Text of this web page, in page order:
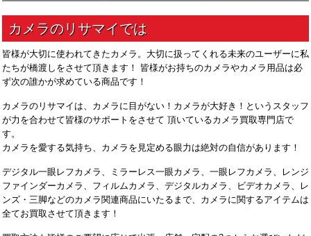
皆様が大切に使われてきたカメラ。大切に扱ってくれる未来のユーザーに私
たちが橋渡しをさせて頂きます！ 皆様がお持ちのカメラやカメラ用品は必
ず次の誰かが求めている商品です！
カメラのリサマイは、カメラに目がない！カメラが大好き！というスタッフ
が力を合わせて皆様のサポートをさせて 頂いているカメラ買取専門店で
す。
カメラを愛する気持ち、カメラを見定める眼力は絶対の自信があります！
デジタル一眼レフカメラ、ミラーレス一眼カメラ、一眼レフカメラ、レンジ
ファインダーカメラ、フィルムカメラ、デジタルカメラ、ビデオカメラ、レ
ンズ・三脚などのカメラ関連商品にいたるまで、カメラに関するアイテムは
全てお買取させて頂きます！